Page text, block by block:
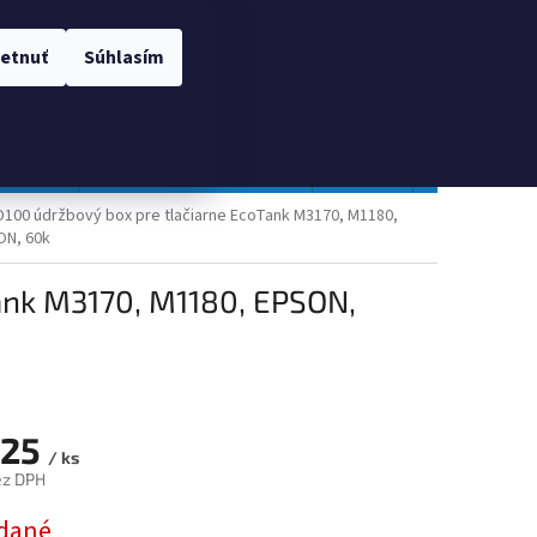
Súhlasím
údržbový box pre tlačiarne EcoTank M3170, M1180,
60k
M3170, M1180, EPSON,
/ ks
DPH